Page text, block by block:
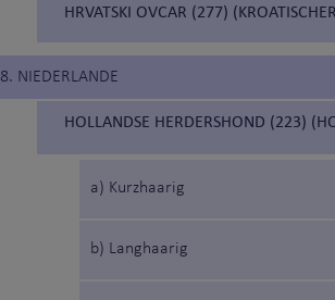
HRVATSKI OVCAR (277)
8. NIEDERLANDE
HOLLANDSE HERDERSHOND (223)
a) Kurzhaarig
b) Langhaarig